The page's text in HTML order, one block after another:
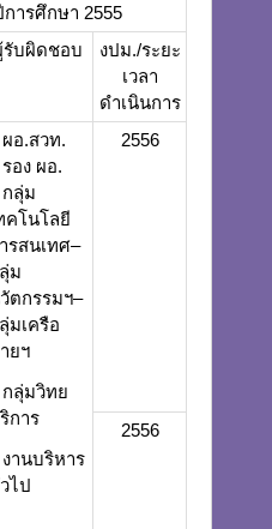
ารศึกษา 2555
รับผิดชอบ
งปม./ระยะ
เวลา
ดำเนินการ
ผอ.สวท.
อง ผอ.
กลุ่ม
คโนโลยี
รสนเทศ–
ม
ตกรรมฯ–
มเครือ
ยฯ
กลุ่มวิทย
การ
านบริหาร
ไป
2556
2556